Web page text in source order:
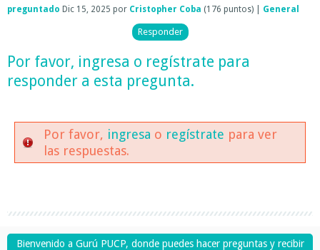
preguntado Dic 15, 2025 por Cristopher Coba (176 puntos) General
Por favor, ingresa o regístrate para
responder a esta pregunta.
Por favor, ingresa o regístrate para ver
las respuestas.
Bienvenido a Gurú PUCP, donde puedes hacer preguntas y recibir